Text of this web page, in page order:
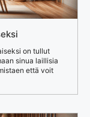
on tullut
sinua laillisia
että voit